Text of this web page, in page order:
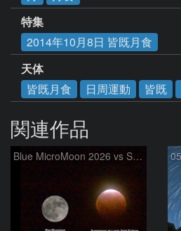
特集
2014年10月8日 皆既月食
天体
皆既月食
日周運動 皆既
関連作品
Blue MicroMoon 2026 vs SuperMoon at Total Eclipse 2021